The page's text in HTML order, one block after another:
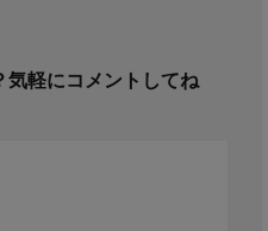
気軽にコメントしてね